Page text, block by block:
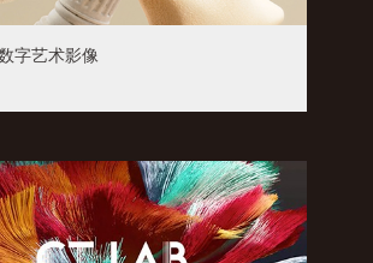
字艺术影像